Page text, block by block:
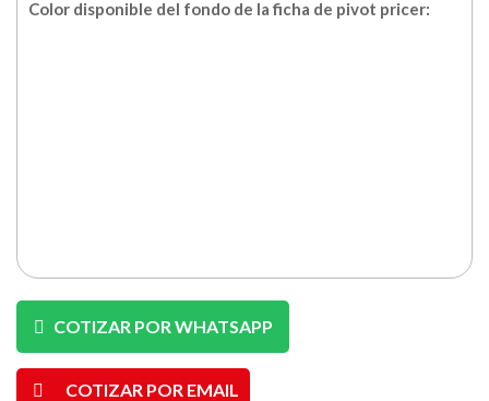
Color disponible del fondo de la ficha de pivot pricer:
COTIZAR POR WHATSAPP
COTIZAR POR EMAIL